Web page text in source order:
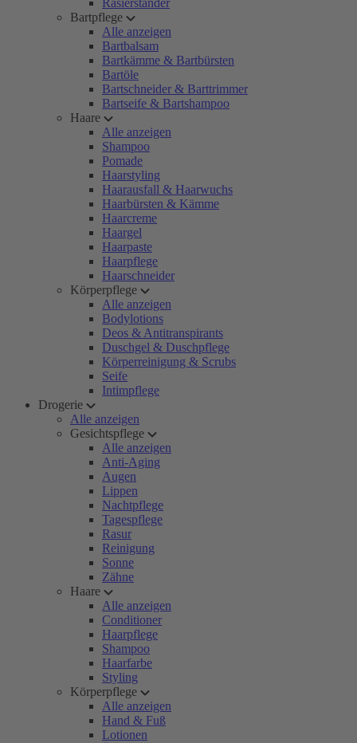
Rasierständer
Bartpflege
Alle anzeigen
Bartbalsam
Bartkämme & Bartbürsten
Bartöle
Bartschneider & Barttrimmer
Bartseife & Bartshampoo
Haare
Alle anzeigen
Shampoo
Pomade
Haarstyling
Haarausfall & Haarwuchs
Haarbürsten & Kämme
Haarcreme
Haargel
Haarpaste
Haarpflege
Haarschneider
Körperpflege
Alle anzeigen
Bodylotions
Deos & Antitranspirants
Duschgel & Duschpflege
Körperreinigung & Scrubs
Seife
Intimpflege
Drogerie
Alle anzeigen
Gesichtspflege
Alle anzeigen
Anti-Aging
Augen
Lippen
Nachtpflege
Tagespflege
Rasur
Reinigung
Sonne
Zähne
Haare
Alle anzeigen
Conditioner
Haarpflege
Shampoo
Haarfarbe
Styling
Körperpflege
Alle anzeigen
Hand & Fuß
Lotionen